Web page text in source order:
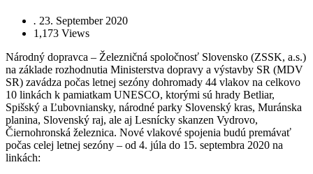
. 23. September 2020
1,173 Views
Národný dopravca – Železničná spoločnosť Slovensko (ZSSK, a.s.)
na základe rozhodnutia Ministerstva dopravy a výstavby SR (MDV
SR) zavádza počas letnej sezóny dohromady 44 vlakov na celkovo
10 linkách k pamiatkam UNESCO, ktorými sú hrady Betliar,
Spišský a Ľubovniansky, národné parky Slovenský kras, Muránska
planina, Slovenský raj, ale aj Lesnícky skanzen Vydrovo,
Čiernohronská železnica. Nové vlakové spojenia budú premávať
počas celej letnej sezóny – od 4. júla do 15. septembra 2020 na
linkách: